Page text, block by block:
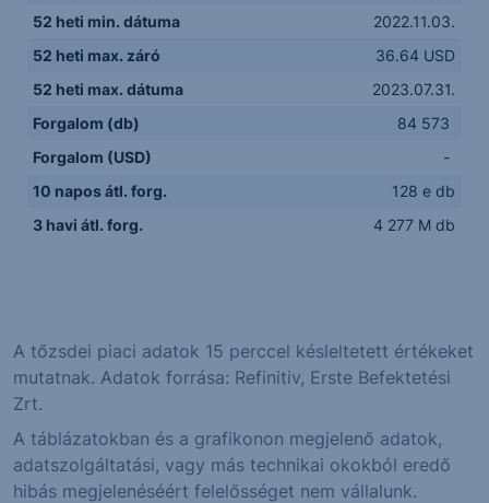
52 heti min. dátuma
2022.11.03.
52 heti max. záró
36.64 USD
52 heti max. dátuma
2023.07.31.
Forgalom (db)
84 573
Forgalom (USD)
-
10 napos átl. forg.
128 e db
3 havi átl. forg.
4 277 M db
A tőzsdei piaci adatok 15 perccel késleltetett értékeket
mutatnak. Adatok forrása: Refinitiv, Erste Befektetési
Zrt.
A táblázatokban és a grafikonon megjelenő adatok,
adatszolgáltatási, vagy más technikai okokból eredő
hibás megjelenéséért felelősséget nem vállalunk.